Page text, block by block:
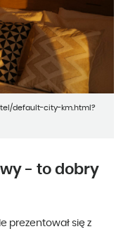
default-city-km.html?
- to dobry
prezentował się z